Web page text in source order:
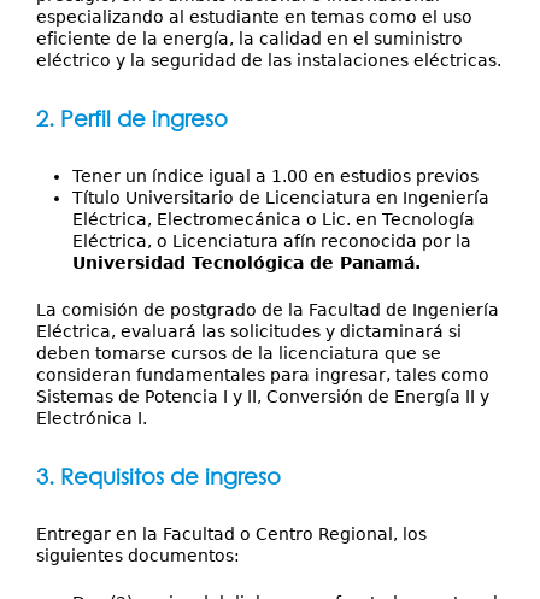
especializando al estudiante en temas como el uso
eficiente de la energía, la calidad en el suministro
eléctrico y la seguridad de las instalaciones eléctricas.
2. Perfil de ingreso
Tener un índice igual a 1.00 en estudios previos
Título Universitario de Licenciatura en Ingeniería
Eléctrica, Electromecánica o Lic. en Tecnología
Eléctrica, o Licenciatura afín reconocida por la
Universidad Tecnológica de Panamá.
La comisión de postgrado de la Facultad de Ingeniería
Eléctrica, evaluará las solicitudes y dictaminará si
deben tomarse cursos de la licenciatura que se
consideran fundamentales para ingresar, tales como
Sistemas de Potencia I y II, Conversión de Energía II y
Electrónica I.
3. Requisitos de ingreso
Entregar en la Facultad o Centro Regional, los
siguientes documentos: